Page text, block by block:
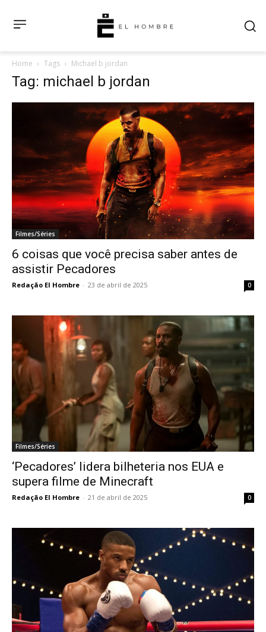
Home Tags Michael b jordan
Tag: michael b jordan
Filmes/Séries
6 coisas que você precisa saber antes de
assistir Pecadores
Redação El Hombre - 23 de abril de 2025 0
Filmes/Séries
‘Pecadores’ lidera bilheteria nos EUA e
supera filme de Minecraft
Redação El Hombre - 21 de abril de 2025 0